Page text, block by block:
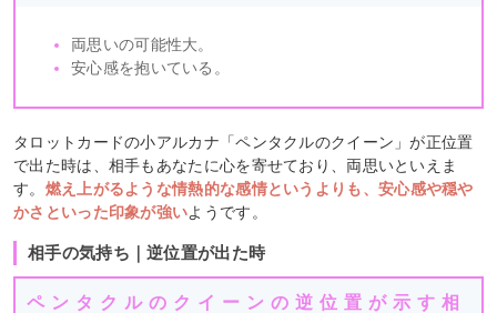
両思いの可能性大。
安心感を抱いている。
タロットカードの小アルカナ「ペンタクルのクイーン」が正位置
で出た時は、相手もあなたに心を寄せており、両思いといえま
す。 燃え上がるような情熱的な感情というよりも、安心感や穏や
かさといった印象が強いようです。
相手の気持ち｜逆位置が出た時
ペンタクルのクイーンの逆位置が示す相